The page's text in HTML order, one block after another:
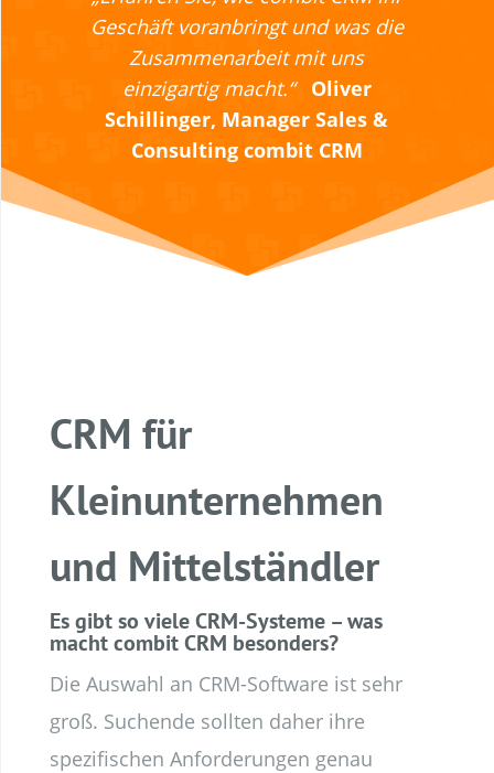
Geschäft voranbringt und was die
Zusammenarbeit mit uns
einzigartig macht.“
Oliver
Schillinger, Manager Sales &
Consulting combit CRM
CRM für
Kleinunternehmen
und Mittelständler
Es gibt so viele CRM-Systeme – was
macht combit CRM besonders?
Die Auswahl an CRM-Software ist sehr
groß. Suchende sollten daher ihre
spezifischen Anforderungen genau